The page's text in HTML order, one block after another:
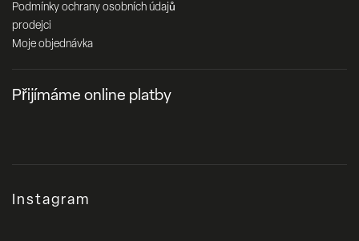
Podmínky ochrany osobních údajů
prodejci
Moje objednávka
Přijímáme online platby
Instagram